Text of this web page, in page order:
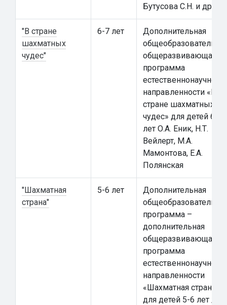
Бутусова С.Н. и др.
"В стране
шахматных
чудес"
6-7 лет
Дополнительная
общеразвивающая
программа
естественнонаучной
направленности «В
стране шахматных
чудес» для детей 6-7
лет О.А. Еник, Н.Т.
Вейлерт, М.А.
Мамонтова, Е.А.
Полянская
"Шахматная
страна"
5-6 лет
Дополнительная
программа –
дополнительная
общеразвивающая
программа
естественнонаучной
направленности
«Шахматная страна»
для детей 5-6 лет /